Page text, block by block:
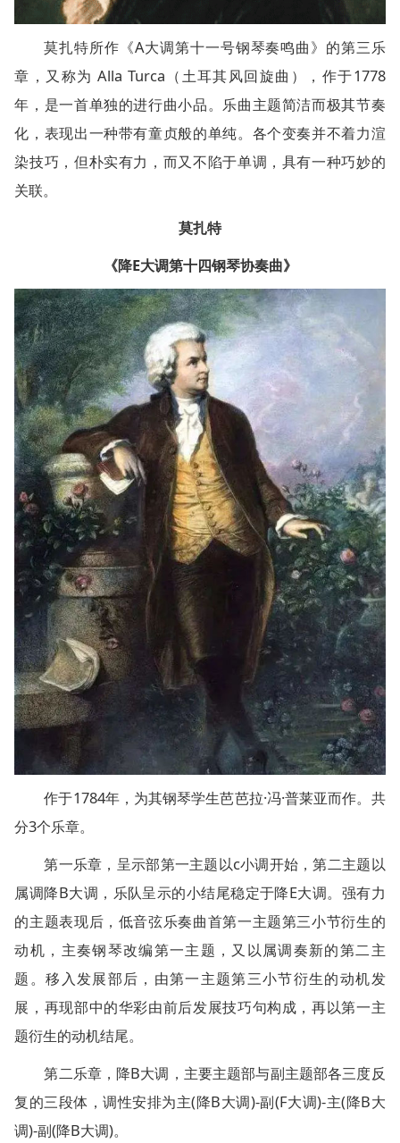
莫扎特所作《A大调第十一号钢琴奏鸣曲》的第三乐
章，又称为 Alla Turca（土耳其风回旋曲），作于1778
年，是一首单独的进行曲小品。乐曲主题简洁而极其节奏
化，表现出一种带有童贞般的单纯。各个变奏并不着力渲
染技巧，但朴实有力，而又不陷于单调，具有一种巧妙的
关联。
莫扎特
《降E大调第十四钢琴协奏曲》
作于1784年，为其钢琴学生芭芭拉·冯·普莱亚而作。共
分3个乐章。
第一乐章，呈示部第一主题以c小调开始，第二主题以
属调降B大调，乐队呈示的小结尾稳定于降E大调。强有力
的主题表现后，低音弦乐奏曲首第一主题第三小节衍生的
动机，主奏钢琴改编第一主题，又以属调奏新的第二主
题。移入发展部后，由第一主题第三小节衍生的动机发
展，再现部中的华彩由前后发展技巧句构成，再以第一主
题衍生的动机结尾。
第二乐章，降B大调，主要主题部与副主题部各三度反
复的三段体，调性安排为主(降B大调)-副(F大调)-主(降B大
调)-副(降B大调)。